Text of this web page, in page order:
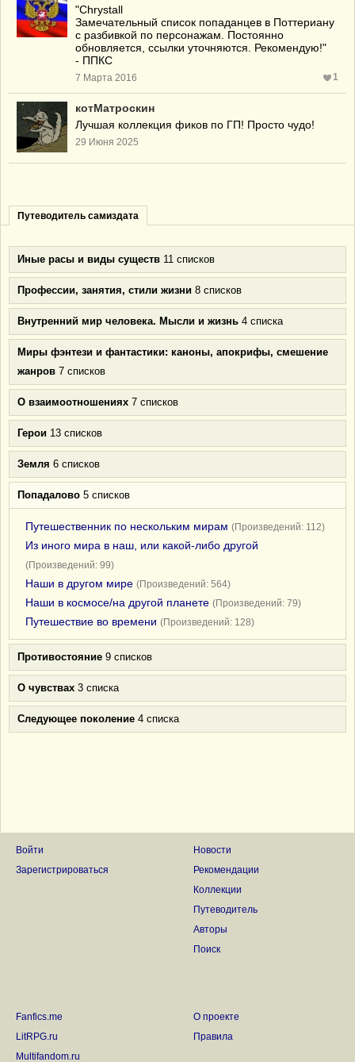
"Chrystall
Замечательный список попаданцев в Поттериану
с разбивкой по персонажам. Постоянно
обновляется, ссылки уточняются. Рекомендую!"
- ППКC
7 Марта 2016 1
котМатроскин
Лучшая коллекция фиков по ГП! Просто чудо!
29 Июня 2025
Путеводитель самиздата
Иные расы и виды существ 11 списков
Профессии, занятия, стили жизни 8 списков
Внутренний мир человека. Мысли и жизнь 4 списка
Миры фэнтези и фантастики: каноны, апокрифы, смешение
жанров 7 списков
О взаимоотношениях 7 списков
Герои 13 списков
Земля 6 списков
Попадалово 5 списков
Путешественник по нескольким мирам (Произведений: 112)
Из иного мира в наш, или какой-либо другой
(Произведений: 99)
Наши в другом мире (Произведений: 564)
Наши в космосе/на другой планете (Произведений: 79)
Путешествие во времени (Произведений: 128)
Противостояние 9 списков
О чувствах 3 списка
Следующее поколение 4 списка
Войти
Зарегистрироваться
Новости
Рекомендации
Коллекции
Путеводитель
Авторы
Поиск
Fanfics.me
LitRPG.ru
Multifandom.ru
О проекте
Правила